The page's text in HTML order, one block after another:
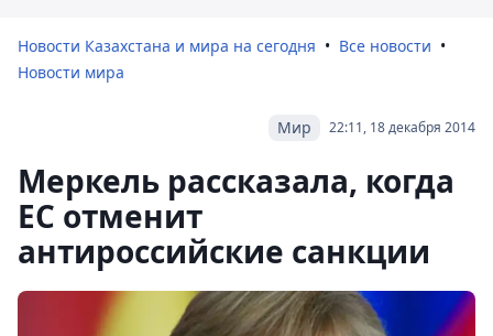
Новости Казахстана и мира на сегодня
Все новости
Новости мира
22:11, 18 декабря 2014
Мир
Меркель рассказала, когда
ЕС отменит
антироссийские санкции